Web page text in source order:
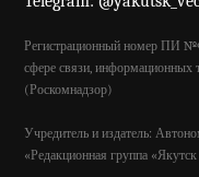
Регистрационный номер ПИ
сфере связи, информационных
(Роскомнадзор)
Учредитель и издатель:
«Редакционная группа